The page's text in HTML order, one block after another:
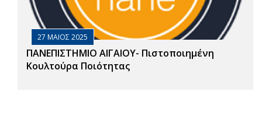
27 ΜΑΙΟΣ 2025
ΠΑΝΕΠΙΣΤΗΜΙΟ ΑΙΓΑΙΟΥ- Πιστοποιημένη
Κουλτούρα Ποιότητας